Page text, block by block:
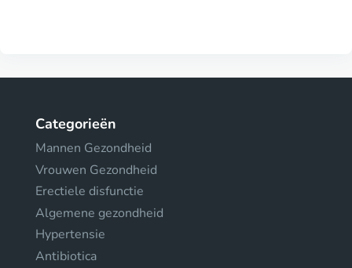
Categorieën
Mannen Gezondheid
Vrouwen Gezondheid
Erectiele disfunctie
Algemene gezondheid
Hypertensie
Antibiotica